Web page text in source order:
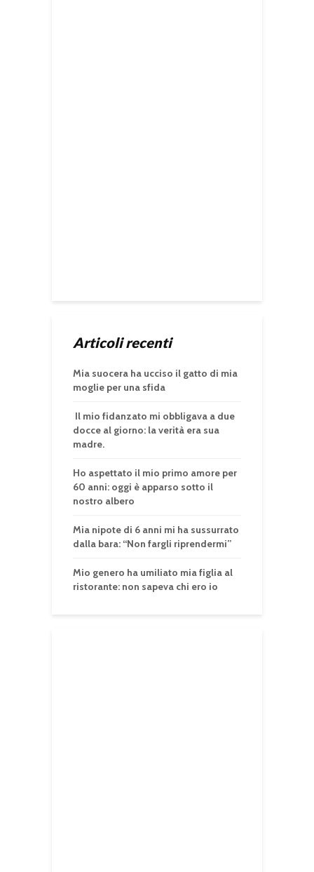
Articoli recenti
Mia suocera ha ucciso il gatto di mia
moglie per una sfida
Il mio fidanzato mi obbligava a due
docce al giorno: la verità era sua
madre.
Ho aspettato il mio primo amore per
60 anni: oggi è apparso sotto il
nostro albero
Mia nipote di 6 anni mi ha sussurrato
dalla bara: “Non fargli riprendermi”
Mio genero ha umiliato mia figlia al
ristorante: non sapeva chi ero io